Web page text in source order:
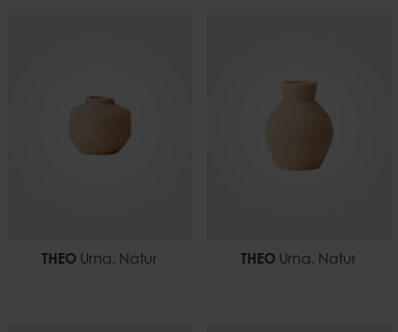
THEO Urna, Natur THEO Urna, Natur